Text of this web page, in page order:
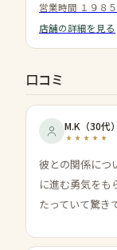
営業時間 １９８
店舗の詳細を見る
口コミ
M.K （30代）
彼との関係につ
に進む勇気をも
たっていて驚き